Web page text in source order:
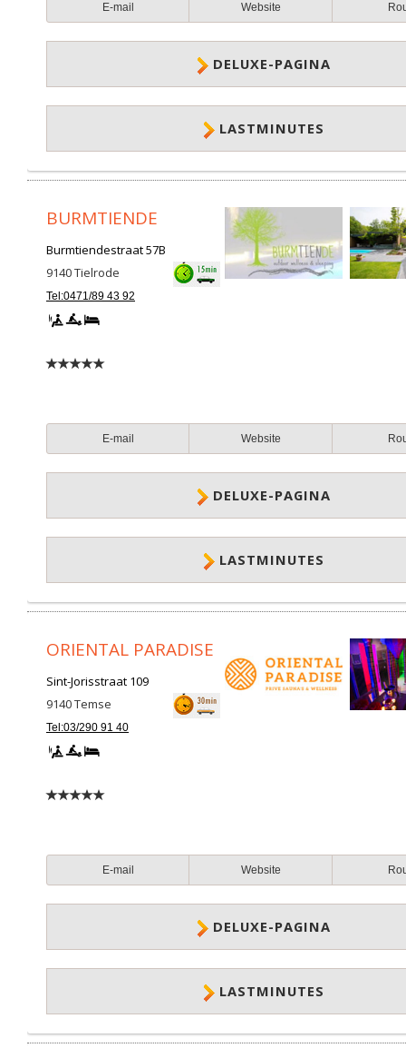
E-mail Website
DELUXE-PAGINA
LASTMINUTES
BURMTIENDE
Burmtiendestraat 57B
9140Tielrode
Tel:0471/89 43 92
E-mail Website
DELUXE-PAGINA
LASTMINUTES
ORIENTAL PARADISE
Sint-Jorisstraat 109
9140Temse
Tel:03/290 91 40
E-mail Website
DELUXE-PAGINA
LASTMINUTES